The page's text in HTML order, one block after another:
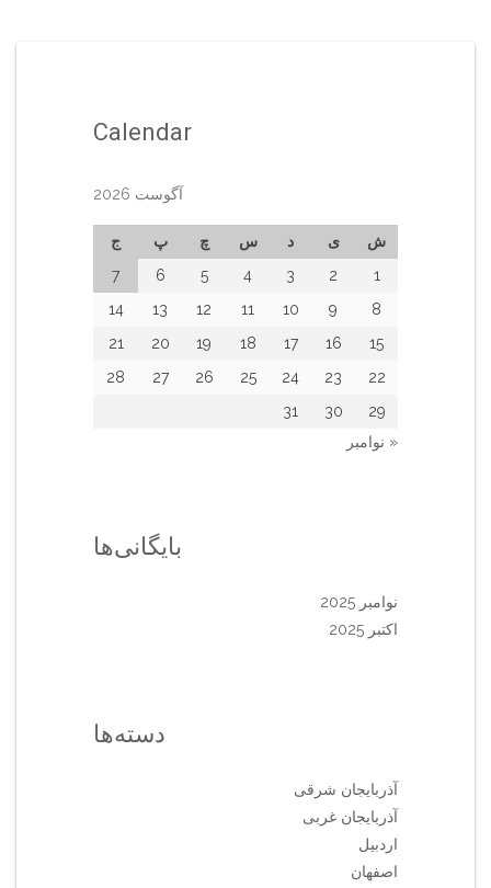
Calendar
آگوست 2026
ش ی د س چ پ
ج
1
2
3
4
5
6
7
8
9
10
11
12
13
14
15
16
17
18
19
20
21
22
23
24
25
26
27
28
29
30
31
« نوامبر
بایگانی‌ها
نوامبر 2025
اکتبر 2025
دسته‌ها
آذربایجان شرقی
آذربایجان غربی
اردبیل
اصفهان